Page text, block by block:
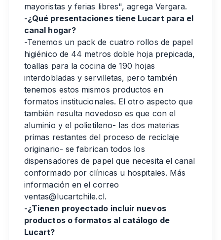
mayoristas y ferias libres", agrega Vergara.
-¿Qué presentaciones tiene Lucart para el
canal hogar?
-Tenemos un pack de cuatro rollos de papel
higiénico de 44 metros doble hoja prepicada,
toallas para la cocina de 190 hojas
interdobladas y servilletas, pero también
tenemos estos mismos productos en
formatos institucionales. El otro aspecto que
también resulta novedoso es que con el
aluminio y el polietileno- las dos materias
primas restantes del proceso de reciclaje
originario- se fabrican todos los
dispensadores de papel que necesita el canal
conformado por clínicas u hospitales. Más
información en el correo
ventas@lucartchile.cl.
-¿Tienen proyectado incluir nuevos
productos o formatos al catálogo de
Lucart?